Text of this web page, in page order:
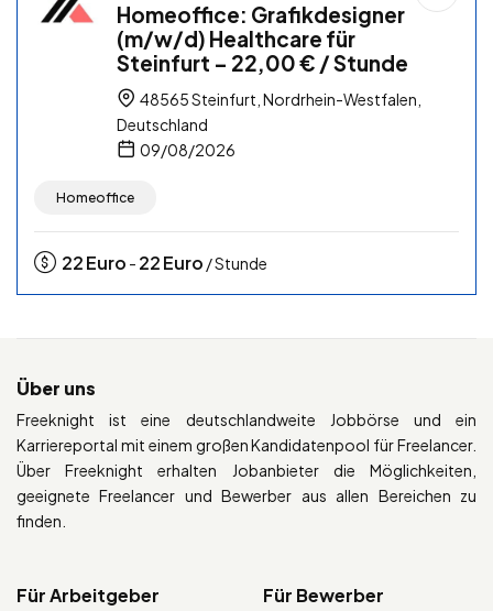
Homeoffice: Grafikdesigner
(m/w/d) Healthcare für
Steinfurt – 22,00 € / Stunde
48565 Steinfurt, Nordrhein-Westfalen,
Deutschland
09/08/2026
Homeoffice
22Euro - 22Euro / Stunde
Über uns
Freeknight ist eine deutschlandweite Jobbörse und ein
Karriereportal mit einem großen Kandidatenpool für Freelancer.
Über Freeknight erhalten Jobanbieter die Möglichkeiten,
geeignete Freelancer und Bewerber aus allen Bereichen zu
finden.
Für Arbeitgeber Für Bewerber